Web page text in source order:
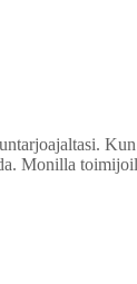
Monilla